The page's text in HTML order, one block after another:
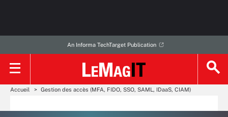
An Informa TechTarget Publication
Accueil Gestion des accès (MFA, FIDO, SSO, SAML, IDaaS, CIAM)